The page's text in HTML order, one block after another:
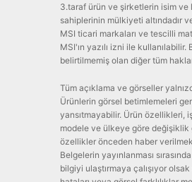
3.taraf ürün ve şirketlerin isim ve
sahiplerinin mülkiyeti altındadır
MSI ticari markaları ve tescilli
MSI'ın yazılı izni ile kullanılabilir.
belirtilmemiş olan diğer tüm haklar
Tüm açıklama ve görseller
Ürünlerin görsel betimlemeleri
yansıtmayabilir. Ürün özellikleri,
modele ve ülkeye göre değişiklik
özellikler önceden haber
Belgelerin yayınlanması
bilgiyi ulaştırmaya çalışıyor